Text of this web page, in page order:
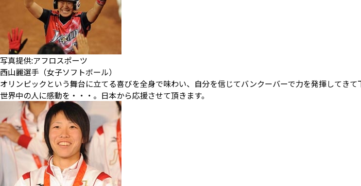
写真提供:アフロスポーツ
西山麗選手（女子ソフトボール）
オリンピックという舞台に立てる喜びを全身で味わい、自分を信じてバンクーバーで力を発揮してきて
世界中の人に感動を・・・。日本から応援させて頂きます。